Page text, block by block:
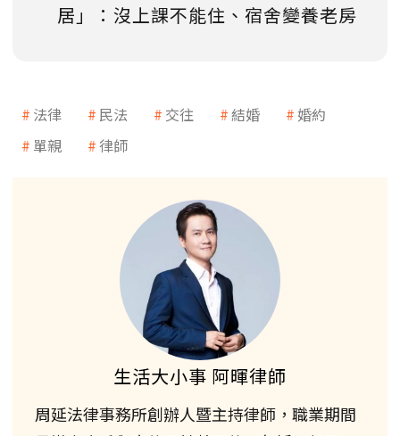
居」：沒上課不能住、宿舍變養老房
法律 民法 交往 結婚
婚約
單親
律師
生活大小事 阿暉律師
周延法律事務所創辦人暨主持律師，職業期間